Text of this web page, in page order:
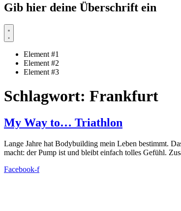
Gib hier deine Überschrift ein
Element #1
Element #2
Element #3
Schlagwort: Frankfurt
My Way to… Triathlon
Lange Jahre hat Bodybuilding mein Leben bestimmt.
macht: der Pump ist und bleibt einfach tolles Gefühl.
Facebook-f